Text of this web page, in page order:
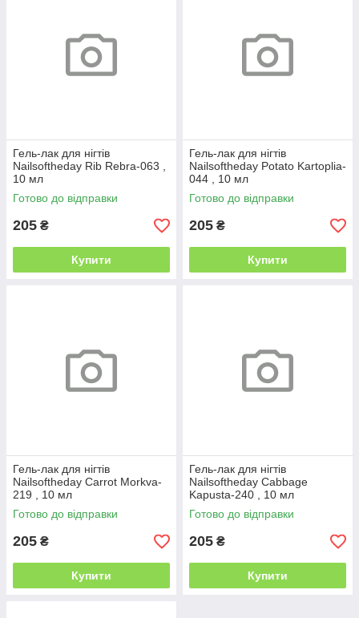
Гель-лак для нігтів
Nailsoftheday Rib Rebra-063 ,
10 мл
Готово до відправки
205 ₴
Купити
Гель-лак для нігтів
Nailsoftheday Potato Kartoplia-
044 , 10 мл
Готово до відправки
205 ₴
Купити
Гель-лак для нігтів
Nailsoftheday Carrot Morkva-
219 , 10 мл
Готово до відправки
205 ₴
Купити
Гель-лак для нігтів
Nailsoftheday Cabbage
Kapusta-240 , 10 мл
Готово до відправки
205 ₴
Купити